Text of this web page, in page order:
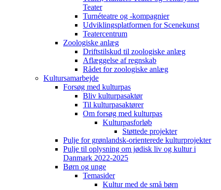
Teater
Turnéteatre og -kompagnier
Udviklingsplatformen for Scenekunst
Teatercentrum
Zoologiske anlæg
Driftstilskud til zoologiske anlæg
Aflæggelse af regnskab
Rådet for zoologiske anlæg
Kultursamarbejde
Forsøg med kulturpas
Bliv kulturpasaktør
Til kulturpasaktører
Om forsøg med kulturpas
Kulturpasforløb
Støttede projekter
Pulje for grønlandsk-orienterede kulturprojekter
Pulje til oplysning om jødisk liv og kultur i
Danmark 2022-2025
Børn og unge
Temasider
Kultur med de små børn